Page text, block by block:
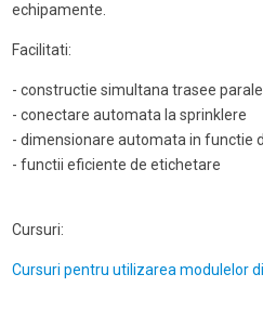
echipamente.
Facilitati:
- constructie simultana trasee
- conectare automata la sprinklere
- dimensionare automata in functie
- functii eficiente de etichetare
Cursuri:
Cursuri pentru utilizarea modulelor